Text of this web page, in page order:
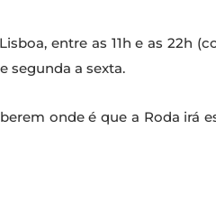
entre as 11h e as 22h
segunda a sexta.
onde é que a Roda irá